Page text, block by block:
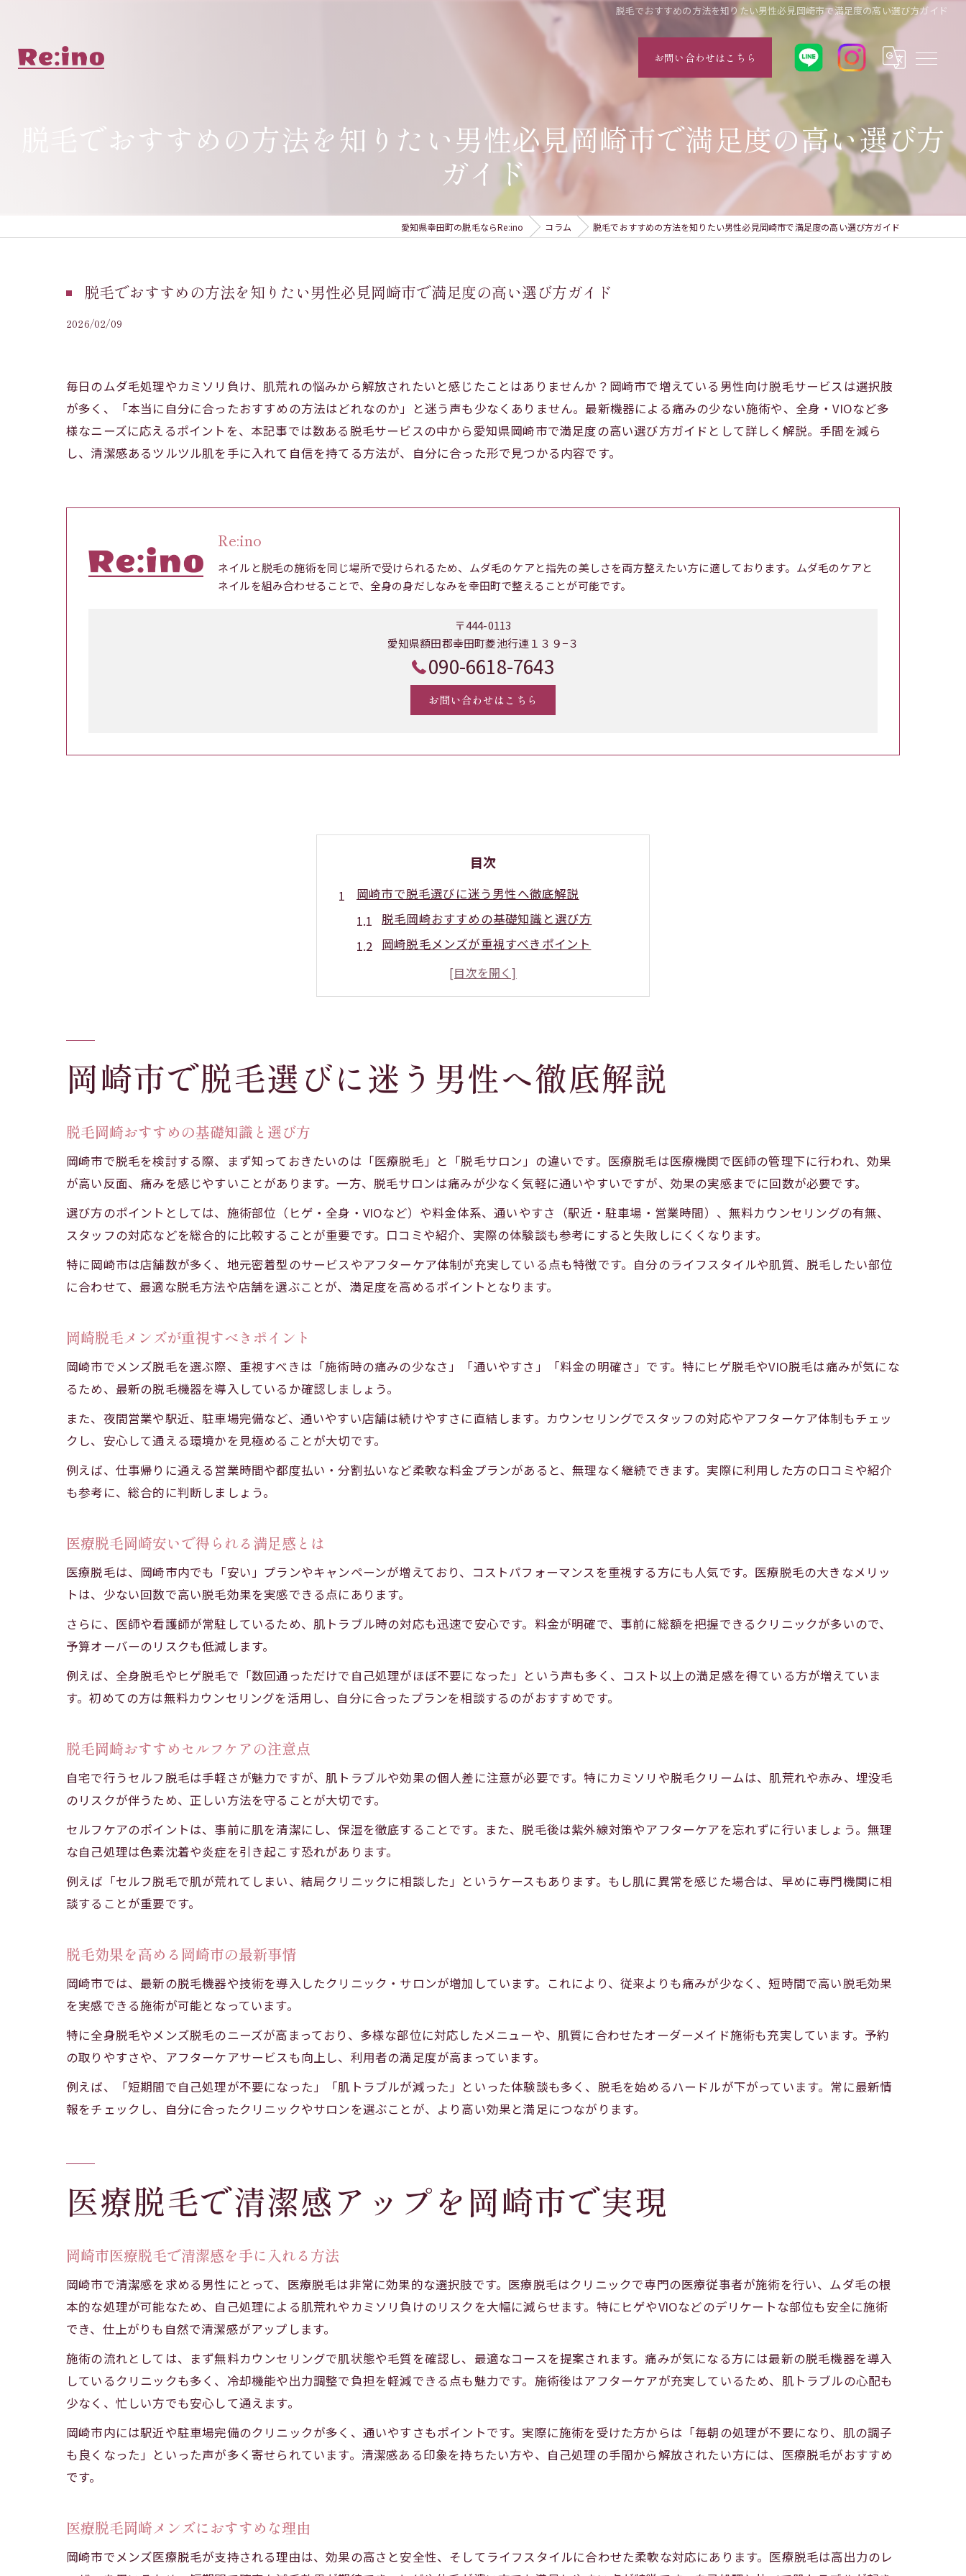
脱毛でおすすめの方法を知りたい男性必見岡崎市で満足度の高い選び方ガイド
お問い合わせはこちら
脱毛でおすすめの方法を知りたい男性必見岡崎市で満足度の高い選び方
ガイド
愛知県幸田町の脱毛ならRe:ino コラム 脱毛でおすすめの方法を知りたい男性必見岡崎市で満足度の高い選び方ガイド
脱毛でおすすめの方法を知りたい男性必見岡崎市で満足度の高い選び方ガイド
2026/02/09
毎日のムダ毛処理やカミソリ負け、肌荒れの悩みから解放されたいと感じたことはありませんか？岡崎市で増えている男性向け脱毛サービスは選択肢
が多く、「本当に自分に合ったおすすめの方法はどれなのか」と迷う声も少なくありません。最新機器による痛みの少ない施術や、全身・VIOなど多
様なニーズに応えるポイントを、本記事では数ある脱毛サービスの中から愛知県岡崎市で満足度の高い選び方ガイドとして詳しく解説。手間を減ら
し、清潔感あるツルツル肌を手に入れて自信を持てる方法が、自分に合った形で見つかる内容です。
Re:ino
ネイルと脱毛の施術を同じ場所で受けられるため、ムダ毛のケアと指先の美しさを両方整えたい方に適しております。ムダ毛のケアと
ネイルを組み合わせることで、全身の身だしなみを幸田町で整えることが可能です。
〒444-0113
愛知県額田郡幸田町菱池行連１３９−３
090-6618-7643
お問い合わせはこちら
目次
岡崎市で脱毛選びに迷う男性へ徹底解説
脱毛岡崎おすすめの基礎知識と選び方
岡崎脱毛メンズが重視すべきポイント
医療脱毛岡崎安いで得られる満足感とは
脱毛岡崎おすすめセルフケアの注意点
岡崎市医療脱毛で清潔感を手に入れる方法
医療脱毛岡崎メンズにおすすめな理由
岡崎全身脱毛で得られる具体的なメリット
自己処理が楽になる岡崎脱毛の新常識
脱毛岡崎メンズに変わる新しい自己処理法
医療脱毛岡崎安いで楽になる日常ケア
岡崎脱毛セルフとクリニックの違い比較
脱毛の回数と自己処理が減る理由を解説
岡崎市脱毛の効果と痛みの最新事情
脱毛岡崎おすすめの施術方法を比較
医療脱毛岡崎メンズで痛みを抑える工夫
脱毛の回数と痛み軽減のポイントを解説
医療脱毛岡崎メンズならではのメリット
岡崎脱毛セルフで注意する部位別対策
全身脱毛と部分脱毛の違いを岡崎で解説
脱毛回数と効果の関係を岡崎で検証
岡崎脱毛おすすめのコース選び方解説
岡崎脱毛セルフとプロで回数の違い比較
岡崎市で脱毛選びに迷う男性へ徹底解説
脱毛岡崎おすすめの基礎知識と選び方
岡崎市で脱毛を検討する際、まず知っておきたいのは「医療脱毛」と「脱毛サロン」の違いです。医療脱毛は医療機関で医師の管理下に行われ、効果
が高い反面、痛みを感じやすいことがあります。一方、脱毛サロンは痛みが少なく気軽に通いやすいですが、効果の実感までに回数が必要です。
選び方のポイントとしては、施術部位（ヒゲ・全身・VIOなど）や料金体系、通いやすさ（駅近・駐車場・営業時間）、無料カウンセリングの有無、
スタッフの対応などを総合的に比較することが重要です。口コミや紹介、実際の体験談も参考にすると失敗しにくくなります。
特に岡崎市は店舗数が多く、地元密着型のサービスやアフターケア体制が充実している点も特徴です。自分のライフスタイルや肌質、脱毛したい部位
に合わせて、最適な脱毛方法や店舗を選ぶことが、満足度を高めるポイントとなります。
岡崎脱毛メンズが重視すべきポイント
岡崎市でメンズ脱毛を選ぶ際、重視すべきは「施術時の痛みの少なさ」「通いやすさ」「料金の明確さ」です。特にヒゲ脱毛やVIO脱毛は痛みが気にな
るため、最新の脱毛機器を導入しているか確認しましょう。
また、夜間営業や駅近、駐車場完備など、通いやすい店舗は続けやすさに直結します。カウンセリングでスタッフの対応やアフターケア体制もチェッ
クし、安心して通える環境かを見極めることが大切です。
例えば、仕事帰りに通える営業時間や都度払い・分割払いなど柔軟な料金プランがあると、無理なく継続できます。実際に利用した方の口コミや紹介
も参考に、総合的に判断しましょう。
医療脱毛岡崎安いで得られる満足感とは
医療脱毛は、岡崎市内でも「安い」プランやキャンペーンが増えており、コストパフォーマンスを重視する方にも人気です。医療脱毛の大きなメリッ
トは、少ない回数で高い脱毛効果を実感できる点にあります。
さらに、医師や看護師が常駐しているため、肌トラブル時の対応も迅速で安心です。料金が明確で、事前に総額を把握できるクリニックが多いので、
予算オーバーのリスクも低減します。
例えば、全身脱毛やヒゲ脱毛で「数回通っただけで自己処理がほぼ不要になった」という声も多く、コスト以上の満足感を得ている方が増えていま
す。初めての方は無料カウンセリングを活用し、自分に合ったプランを相談するのがおすすめです。
脱毛岡崎おすすめセルフケアの注意点
自宅で行うセルフ脱毛は手軽さが魅力ですが、肌トラブルや効果の個人差に注意が必要です。特にカミソリや脱毛クリームは、肌荒れや赤み、埋没毛
のリスクが伴うため、正しい方法を守ることが大切です。
セルフケアのポイントは、事前に肌を清潔にし、保湿を徹底することです。また、脱毛後は紫外線対策やアフターケアを忘れずに行いましょう。無理
な自己処理は色素沈着や炎症を引き起こす恐れがあります。
例えば「セルフ脱毛で肌が荒れてしまい、結局クリニックに相談した」というケースもあります。もし肌に異常を感じた場合は、早めに専門機関に相
談することが重要です。
脱毛効果を高める岡崎市の最新事情
岡崎市では、最新の脱毛機器や技術を導入したクリニック・サロンが増加しています。これにより、従来よりも痛みが少なく、短時間で高い脱毛効果
を実感できる施術が可能となっています。
特に全身脱毛やメンズ脱毛のニーズが高まっており、多様な部位に対応したメニューや、肌質に合わせたオーダーメイド施術も充実しています。予約
の取りやすさや、アフターケアサービスも向上し、利用者の満足度が高まっています。
例えば、「短期間で自己処理が不要になった」「肌トラブルが減った」といった体験談も多く、脱毛を始めるハードルが下がっています。常に最新情
報をチェックし、自分に合ったクリニックやサロンを選ぶことが、より高い効果と満足につながります。
医療脱毛で清潔感アップを岡崎市で実現
岡崎市医療脱毛で清潔感を手に入れる方法
岡崎市で清潔感を求める男性にとって、医療脱毛は非常に効果的な選択肢です。医療脱毛はクリニックで専門の医療従事者が施術を行い、ムダ毛の根
本的な処理が可能なため、自己処理による肌荒れやカミソリ負けのリスクを大幅に減らせます。特にヒゲやVIOなどのデリケートな部位も安全に施術
でき、仕上がりも自然で清潔感がアップします。
施術の流れとしては、まず無料カウンセリングで肌状態や毛質を確認し、最適なコースを提案されます。痛みが気になる方には最新の脱毛機器を導入
しているクリニックも多く、冷却機能や出力調整で負担を軽減できる点も魅力です。施術後はアフターケアが充実しているため、肌トラブルの心配も
少なく、忙しい方でも安心して通えます。
岡崎市内には駅近や駐車場完備のクリニックが多く、通いやすさもポイントです。実際に施術を受けた方からは「毎朝の処理が不要になり、肌の調子
も良くなった」といった声が多く寄せられています。清潔感ある印象を持ちたい方や、自己処理の手間から解放されたい方には、医療脱毛がおすすめ
です。
医療脱毛岡崎メンズにおすすめな理由
岡崎市でメンズ医療脱毛が支持される理由は、効果の高さと安全性、そしてライフスタイルに合わせた柔軟な対応にあります。医療脱毛は高出力のレ